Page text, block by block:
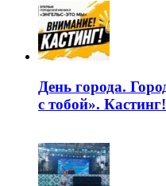
День города.
с тобой». Кастинг!